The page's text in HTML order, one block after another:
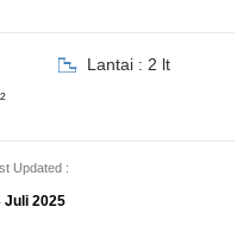
Lantai : 2 lt
Updated :
Juli 2025